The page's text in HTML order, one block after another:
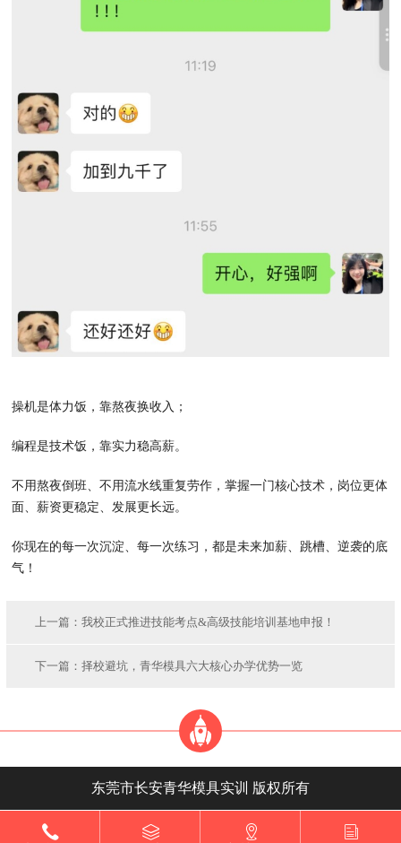
操机是体力饭，靠熬夜换收入；
编程是技术饭，靠实力稳高薪。
不用熬夜倒班、不用流水线重复劳作，掌握一门核心技术，岗位更体
面、薪资更稳定、发展更长远。
你现在的每一次沉淀、每一次练习，都是未来加薪、跳槽、逆袭的底
气！
上一篇： 我校正式推进技能考点&高级技能培训基地申报！
下一篇： 择校避坑，青华模具六大核心办学优势一览
东莞市长安青华模具实训 版权所有